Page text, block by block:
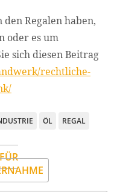
Regalen haben,
oder es um
sich diesen Beitrag
rechtliche-
ÖL REGAL